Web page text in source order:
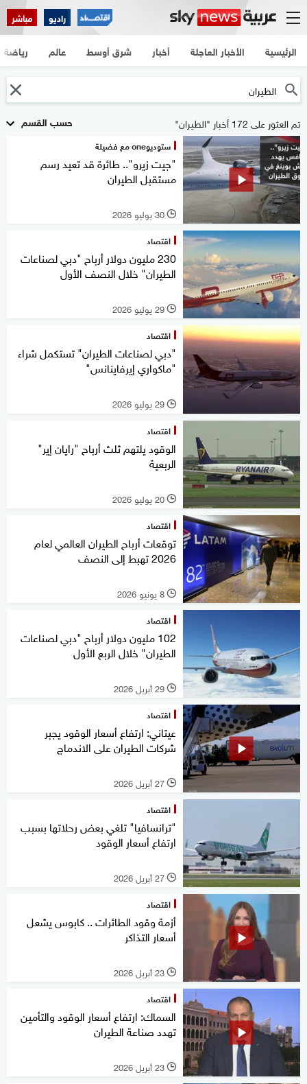
راديو مباشر
الرئيسية الأخبار العاجلة أخبار شرق أوسط عالم رياضة
حسب القسم تم العثور على 172 أخبار "الطيران"
ستوديوone مع فضيلة
"جيت زيرو".. طائرة قد تعيد رسم
مستقبل الطيران
l 30 يوليو 2026
اقتصاد
230 مليون دولار أرباح "دبي لصناعات
الطيران" خلال النصف الأول
l 29 يوليو 2026
اقتصاد
"دبي لصناعات الطيران" تستكمل شراء
"ماكواري إيرفاينانس"
l 29 يوليو 2026
اقتصاد
الوقود يلتهم ثلث أرباح "رايان إير"
الربعية
l 20 يوليو 2026
اقتصاد
توقعات أرباح الطيران العالمي لعام
2026 تهبط إلى النصف
l 8 يونيو 2026
اقتصاد
102 مليون دولار أرباح "دبي لصناعات
الطيران" خلال الربع الأول
l 29 أبريل 2026
اقتصاد
عيتاني: ارتفاع أسعار الوقود يجبر
شركات الطيران على الاندماج
l 27 أبريل 2026
اقتصاد
"ترانسافيا" تلغي بعض رحلاتها بسبب
ارتفاع أسعار الوقود
l 27 أبريل 2026
اقتصاد
أزمة وقود الطائرات .. كابوس يشعل
أسعار التذاكر
l 23 أبريل 2026
اقتصاد
السماك: ارتفاع أسعار الوقود والتأمين
تهدد صناعة الطيران
l 23 أبريل 2026